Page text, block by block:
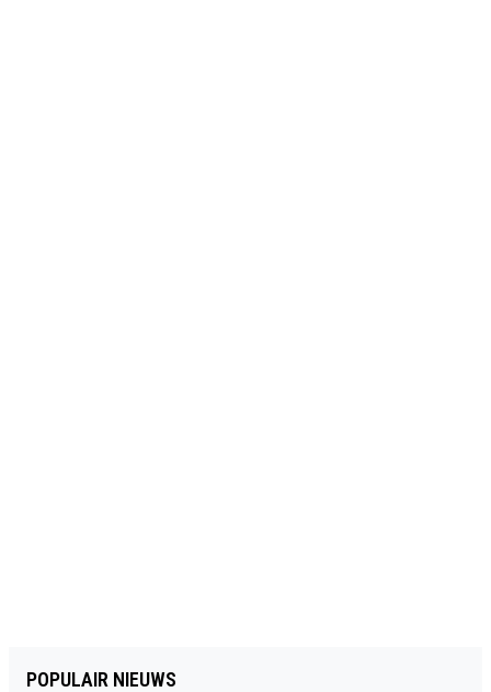
POPULAIR NIEUWS